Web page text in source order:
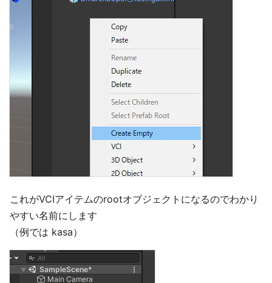
これがVCIアイテムのrootオブジェクトになるのでわかり
やすい名前にします
（例では kasa）